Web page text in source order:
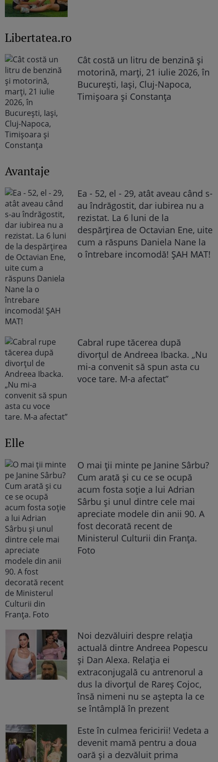
Libertatea.ro
Cât costă un litru de benzină și
motorină, marți, 21 iulie 2026, în
București, Iași, Cluj-Napoca,
Timișoara și Constanța
Avantaje
Ea - 52, el - 29, atât aveau când s-
au îndrăgostit, dar iubirea nu a
rezistat. La 6 luni de la
despărțirea de Octavian Ene, uite
cum a răspuns Daniela Nane la
o întrebare incomodă! ȘAH MAT!
Cabral rupe tăcerea după
divorțul de Andreea Ibacka. „Nu
mi-a convenit să spun asta cu
voce tare. M-a afectat”
Elle
O mai ții minte pe Janine Sârbu?
Cum arată și cu ce se ocupă
acum fosta soție a lui Adrian
Sârbu și unul dintre cele mai
apreciate modele din anii 90. A
fost decorată recent de
Ministerul Culturii din Franța.
Foto
Noi dezvăluiri despre relația
actuală dintre Andreea Popescu
și Dan Alexa. Relația ei
extraconjugală cu antrenorul a
dus la divorțul de Rareș Cojoc,
însă nimeni nu se aștepta la ce
se întâmplă în prezent
Este în culmea fericirii! Vedeta a
devenit mamă pentru a doua
oară și a dezvăluit prima